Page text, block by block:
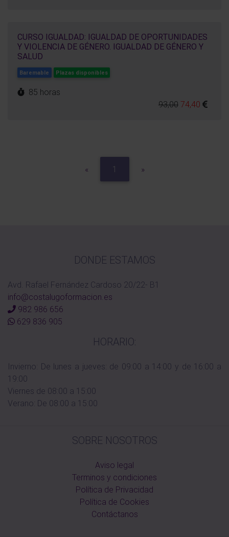
CURSO IGUALDAD: IGUALDAD DE OPORTUNIDADES
Y VIOLENCIA DE GÉNERO. IGUALDAD DE GÉNERO Y
SALUD
Baremable Plazas disponibles
85 horas
93,00 74,40
«Previous1 »Next
DONDE ESTAMOS
Avd. Rafael Fernández Cardoso 20/22- B1
info@costalugoformacion.es
982 986 656
629 836 905
HORARIO:
Invierno: De lunes a jueves: de 09:00 a 14:00 y de 16:00 a
19:00
Viernes de 08:00 a 15:00
Verano: De 08:00 a 15:00
SOBRE NOSOTROS
Aviso legal
Terminos y condiciones
Política de Privacidad
Política de Cookies
Contáctanos